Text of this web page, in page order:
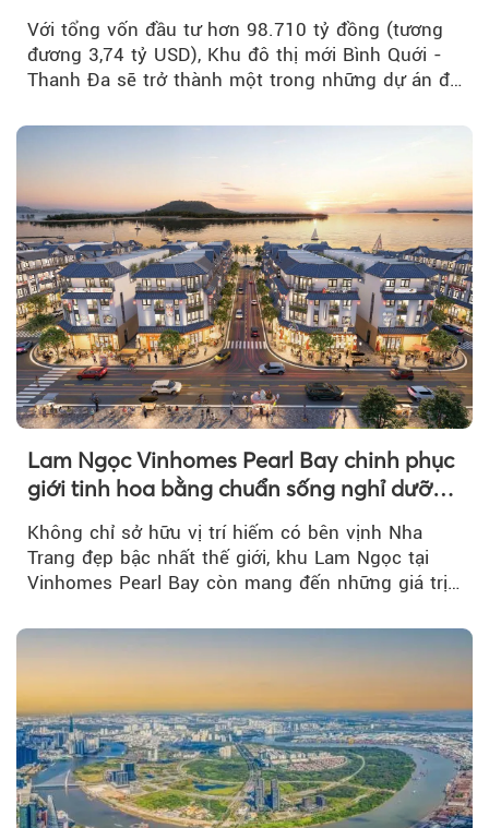
Với tổng vốn đầu tư hơn 98.710 tỷ đồng (tương
đương 3,74 tỷ USD), Khu đô thị mới Bình Quới -
Thanh Đa sẽ trở thành một trong những dự án đô
Lam Ngọc Vinhomes Pearl Bay chinh phục
giới tinh hoa bằng chuẩn sống nghỉ dưỡng
Không chỉ sở hữu vị trí hiếm có bên vịnh Nha
Trang đẹp bậc nhất thế giới, khu Lam Ngọc tại
Vinhomes Pearl Bay còn mang đến những giá trị